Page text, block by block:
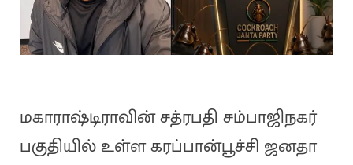
மகாராஷ்டிராவின் சத்ரபதி சம்பாஜிநகர்
பகுதியில் உள்ள கரப்பான்பூச்சி ஜனதா